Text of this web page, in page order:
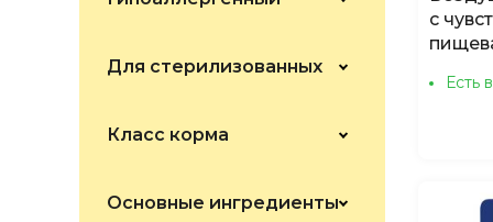
Bewi-Cat
Cennamo
Для стерилизованных
Класс корма
Основные ингредиенты
с
Есть